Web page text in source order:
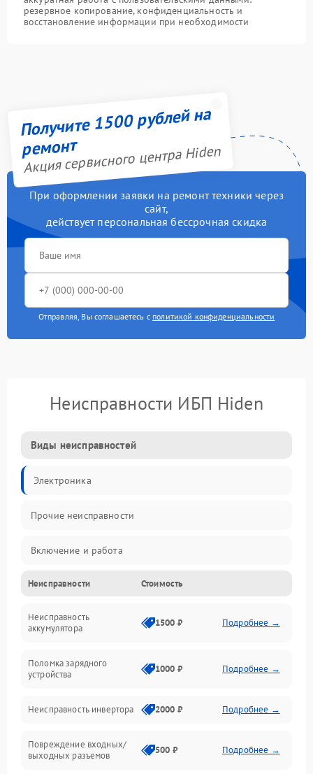
резервное копирование, конфиденциальность и
восстановление информации при необходимости
Получите 1500 рублей на
ремонт
Акция сервисного центра Hiden
При оформлении заявки на ремонт техники через
сайт,
действует персональная бессрочная скидка
Отправляя, Вы соглашаетесь с политикой конфиденциальности
Неисправности ИБП Hiden
Виды неисправностей
Электроника
Прочие неисправности
Включение и работа
Работа с нагрузкой
Звук и индикация
Механические повреждения
Неисправности Стоимость
Неисправность
аккумулятора
1500 ₽ Подробнее →
Поломка зарядного
устройства
1000 ₽ Подробнее →
Неисправность инвертора 2000 ₽ Подробнее →
Повреждение входных/
выходных разъемов
500 ₽ Подробнее →